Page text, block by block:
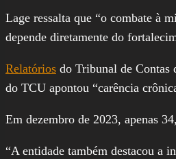
Lage ressalta que “o combate à
depende diretamente do
Relatórios do Tribunal de Contas
do TCU apontou “carência
Em dezembro de 2023, apenas
“A entidade também destacou a